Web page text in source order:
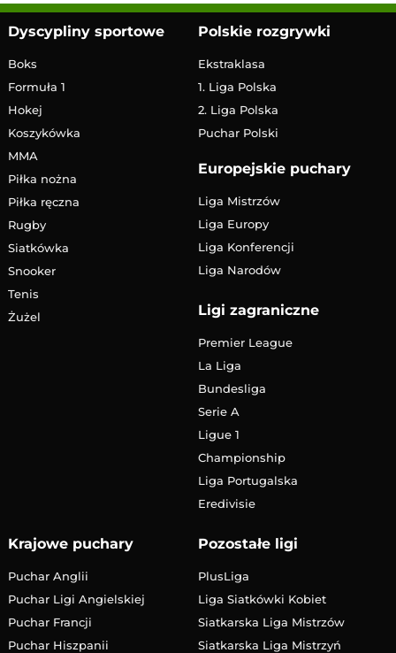
Dyscypliny sportowe
Boks
Formuła 1
Hokej
Koszykówka
MMA
Piłka nożna
Piłka ręczna
Rugby
Siatkówka
Snooker
Tenis
Żużel
Polskie rozgrywki
Ekstraklasa
1. Liga Polska
2. Liga Polska
Puchar Polski
Europejskie puchary
Liga Mistrzów
Liga Europy
Liga Konferencji
Liga Narodów
Ligi zagraniczne
Premier League
La Liga
Bundesliga
Serie A
Ligue 1
Championship
Liga Portugalska
Eredivisie
Krajowe puchary
Puchar Anglii
Puchar Ligi Angielskiej
Puchar Francji
Puchar Hiszpanii
Pozostałe ligi
PlusLiga
Liga Siatkówki Kobiet
Siatkarska Liga Mistrzów
Siatkarska Liga Mistrzyń